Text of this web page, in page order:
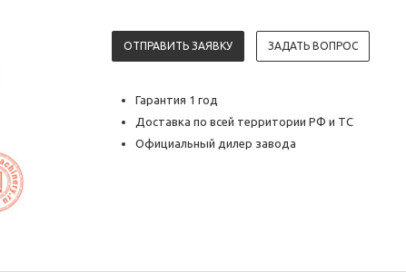
ОТПРАВИТЬ ЗАЯВКУ ЗАДАТЬ ВОПРОС
Гарантия 1 год
Доставка по всей территории РФ и ТС
Официальный дилер завода